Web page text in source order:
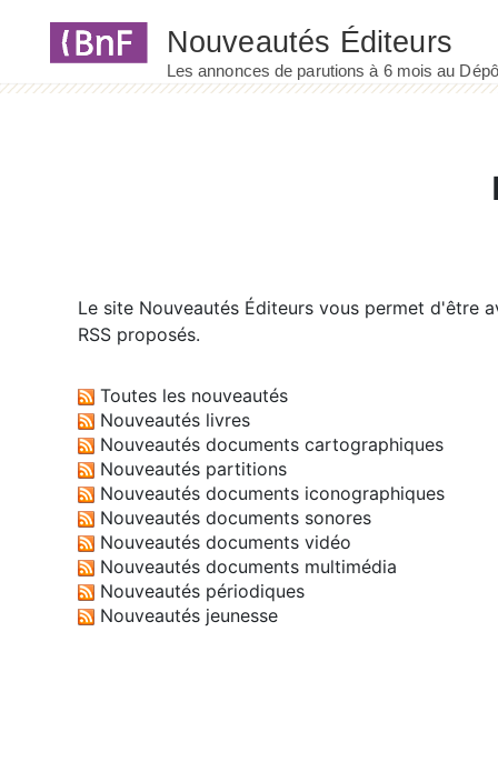
Le site Nouveautés Éditeurs vous permet d'être
RSS proposés.
Toutes les nouveautés
Nouveautés livres
Nouveautés documents cartographiques
Nouveautés partitions
Nouveautés documents iconographiques
Nouveautés documents sonores
Nouveautés documents vidéo
Nouveautés documents multimédia
Nouveautés périodiques
Nouveautés jeunesse